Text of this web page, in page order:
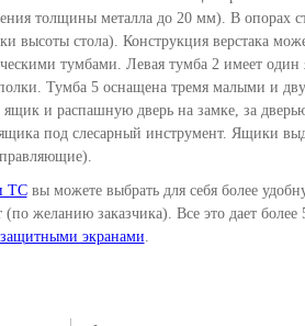
толщины металла до 20 мм). В опорах
высоты стола). Конструкция верстака
тумбами. Левая тумба 2 имеет
Тумба 5 оснащена тремя малыми и
и распашную дверь на замке, за
под слесарный инструмент. Ящики
ТСвы можете выбрать для себя более
(по желанию заказчика). Все это дает
защитными экранами